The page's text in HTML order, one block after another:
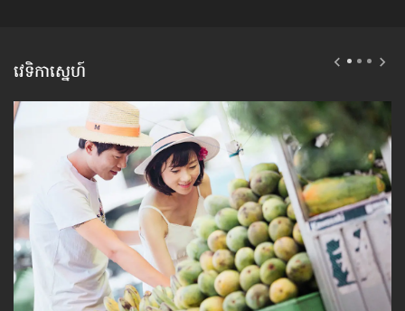
វេទិកាស្នេហ៍